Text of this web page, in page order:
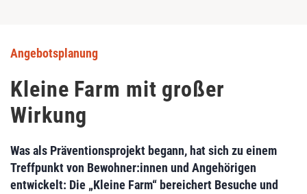
Angebotsplanung
Kleine Farm mit großer
Wirkung
Was als Präventionsprojekt begann, hat sich zu einem
Treffpunkt von Bewohner:innen und Angehörigen
entwickelt: Die „Kleine Farm“ bereichert Besuche und